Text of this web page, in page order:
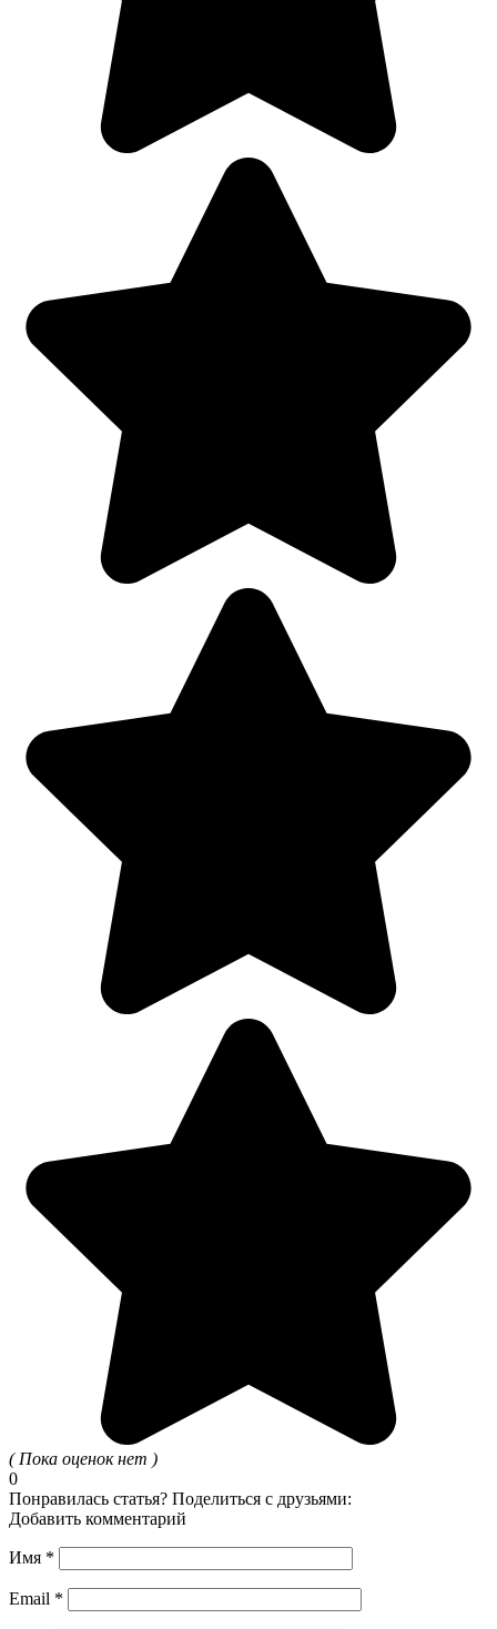
( Пока оценок нет )
0
Понравилась статья? Поделиться с друзьями:
Добавить комментарий
Имя *
Email *